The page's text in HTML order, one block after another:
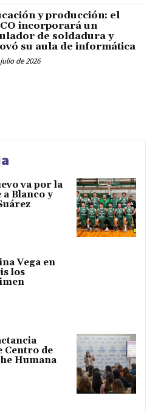
y producción: el
incorporará un
de soldadura y
su aula de informática
de 2026
va por la
Blanco y
Vega en
los
Centro de
Humana